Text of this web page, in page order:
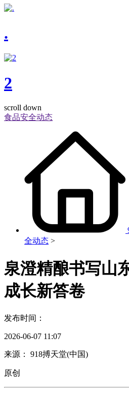
.
2
scroll down
食品安全动态
全动态 >
泉澄精酿书写山
成长新答卷
发布时间：
2026-06-07 11:07
来源： 918搏天堂(中国)
原创